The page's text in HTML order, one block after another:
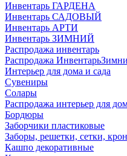
Инвентарь ГАРДЕНА
Инвентарь САДОВЫЙ
Инвентарь АРТИ
Инвентарь ЗИМНИЙ
Распродажа инвентарь
Распродажа
Интерьер для дома и сада
Сувениры
Солары
Распродажа интерьер для
Бордюры
Заборчики пластиковые
Заборы, решетки, сетки,
Кашпо декоративные